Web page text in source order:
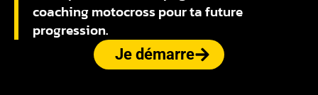
coaching motocross pour ta future
progression.
Je démarre